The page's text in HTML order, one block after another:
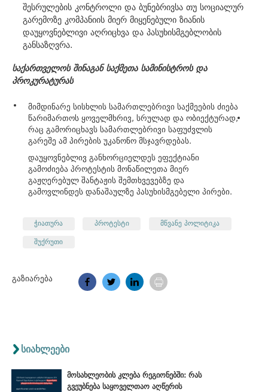
შესრულების კონტროლი და ბუნებრივსა თუ სოციალურ
გარემოზე კომპანიის მიერ მიყენებული ზიანის
დაუყოვნებლივი აღრიცხვა და პასუხისმგებლობის
განსაზღვრა.
საქართველოს შინაგან საქმეთა სამინისტროს და
პროკურატურას
მიმდინარე სისხლის სამართლებრივი საქმეების ძიება
წარიმართოს ყოველმხრივ, სრულად და ობიექტურად,
რაც გამორიცხავს სამართლებრივი საფუძვლის
გარეშე ამ პირების უკანონო მსჯავრდებას.
დაუყოვნებლივ განხორციელდეს ეფექტიანი
გამოძიება პროტესტის მონაწილეთა მიერ
გაჟღერებულშანტაჟის შემთხვევებზე და
გამოვლინდეს დანაშაულზე პასუხისმგებელი პირები.
ჭიათურა პროტესტი მწვანე პოლიტიკა
შუქრუთი
გაზიარება
სიახლეები
მოსახლეობის კლება რეგიონებში: რას
გვეუბნება საყოველთაო აღწერის